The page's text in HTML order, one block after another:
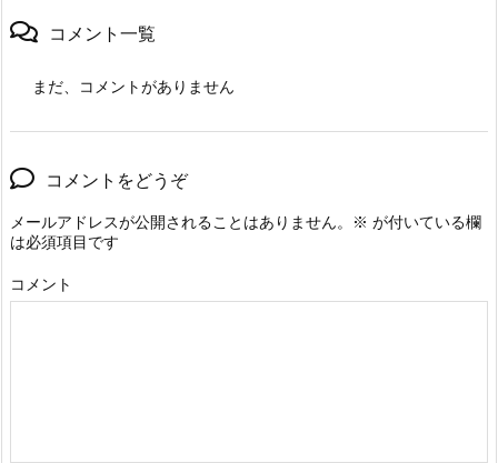
コメント一覧
まだ、コメントがありません
コメントをどうぞ
メールアドレスが公開されることはありません。 ※ が付いている欄
は必須項目です
コメント